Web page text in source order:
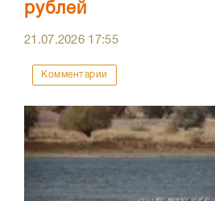
рублей
21.07.2026 17:55
Комментарии